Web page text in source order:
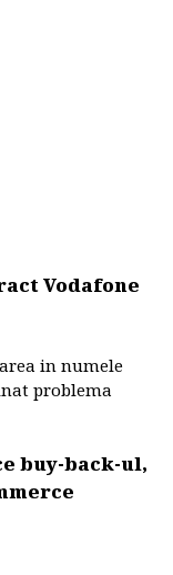
Vodafone
in numele
problema
buy-back-ul,